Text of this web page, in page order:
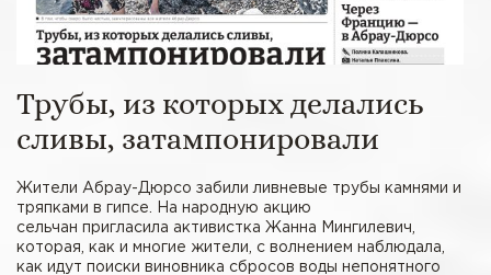
Трубы, из которых делались
сливы, затампонировали
Жители Абрау-Дюрсо забили ливневые трубы камнями и
тряпками в гипсе. На народную акцию
сельчан пригласила активистка Жанна Мингилевич,
которая, как и многие жители, с волнением наблюдала,
как идут поиски виновника сбросов воды непонятного